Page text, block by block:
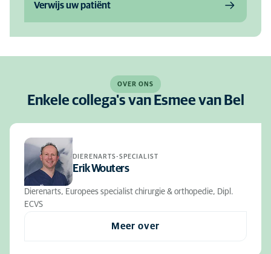
Verwijs uw patiënt
OVER ONS
Enkele collega's van Esmee van Bel
DIERENARTS-SPECIALIST
Erik Wouters
Dierenarts, Europees specialist chirurgie & orthopedie, Dipl.
ECVS
Meer over